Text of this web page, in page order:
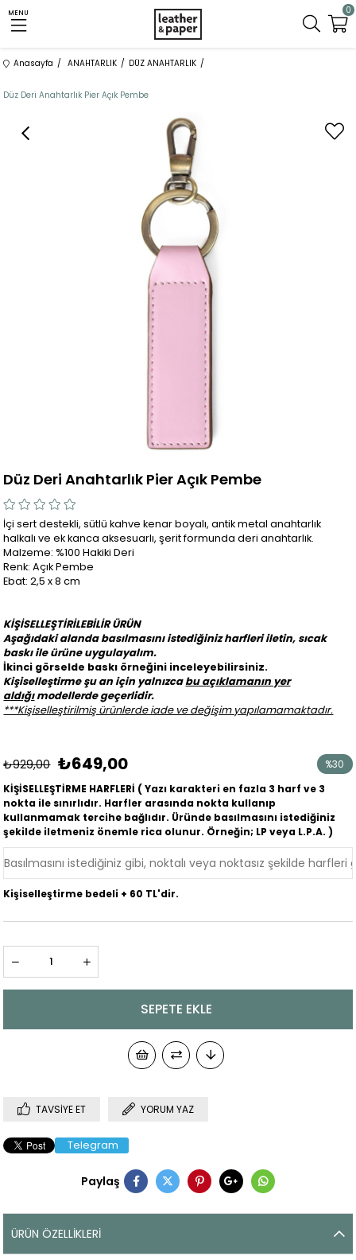
MENU 0
Anasayfa ANAHTARLIK DÜZ ANAHTARLIK
Düz Deri Anahtarlık Pier Açık Pembe
Düz Deri Anahtarlık Pier Açık Pembe
İçi sert destekli, sütlü kahve kenar boyalı, antik metal anahtarlık
halkalı ve ek kanca aksesuarlı, şerit formunda deri anahtarlık.
Malzeme: %100 Hakiki Deri
Renk: Açık Pembe
Ebat: 2,5 x 8 cm
KİŞİSELLEŞTİRİLEBİLİR ÜRÜN
Aşağıdaki alanda basılmasını istediğiniz harfleri iletin, sıcak
baskı ile ürüne uygulayalım.
İkinci görselde baskı örneğini inceleyebilirsiniz.
Kişiselleştirme şu an için yalnızcabu açıklamanın yer
aldığımodellerde geçerlidir.
***Kişiselleştirilmiş ürünlerde iade ve değişim yapılamamaktadır.
₺929,00 ₺649,00 %30
İndirim
KİŞİSELLEŞTİRME HARFLERİ ( Yazı karakteri en fazla 3 harf ve 3
nokta ile sınırlıdır. Harfler arasında nokta kullanıp
kullanmamak tercihe bağlıdır. Üründe basılmasını istediğiniz
şekilde iletmeniz önemle rica olunur. Örneğin; LP veya L.P.A. )
Kişiselleştirme bedeli + 60 TL'dir.
TAVSIYE ET YORUM YAZ
Telegram
Paylaş
ÜRÜN ÖZELLIKLERI